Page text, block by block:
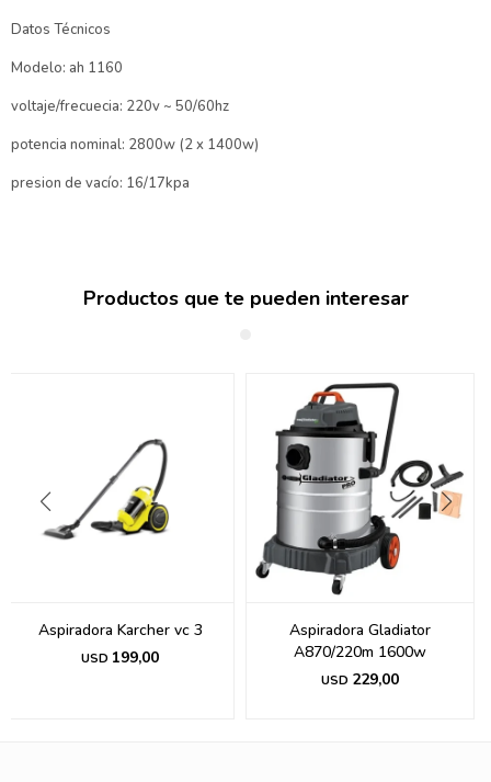
Datos Técnicos
Modelo: ah 1160
voltaje/frecuecia: 220v ~ 50/60hz
potencia nominal: 2800w (2 x 1400w)
presion de vacío: 16/17kpa
Productos que te pueden interesar
Aspiradora Karcher vc 3
USD 199,00
Aspiradora Gladiator
A870/220m 1600w
USD 229,00